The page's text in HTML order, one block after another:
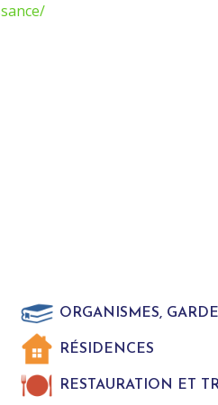
ORGANISMES,
RÉSIDENCES
RESTAURATION ET